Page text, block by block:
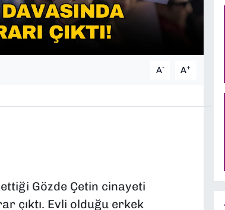
A- A+
Gözde Çetin cinayeti
çıktı. Evli olduğu erkek